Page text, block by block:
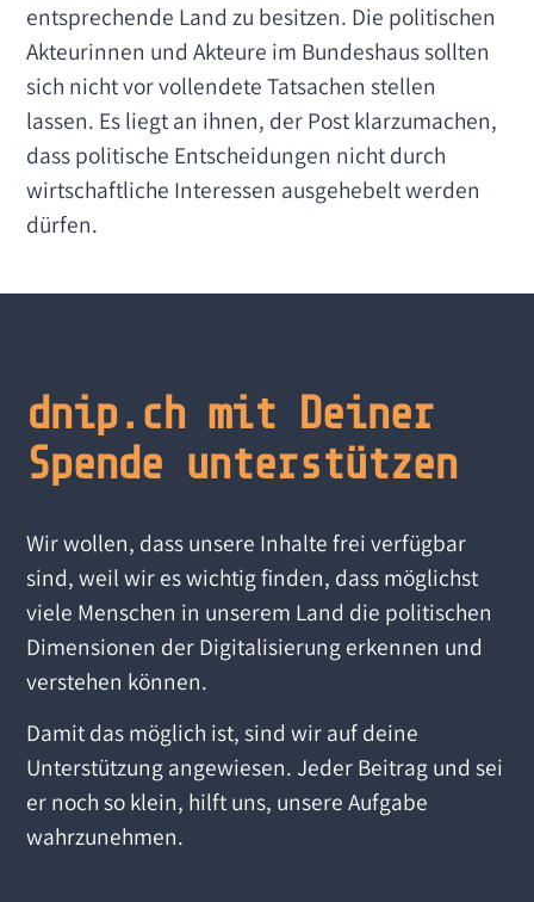
entsprechende Land zu besitzen. Die politischen
Akteurinnen und Akteure im Bundeshaus sollten
sich nicht vor vollendete Tatsachen stellen
lassen. Es liegt an ihnen, der Post klarzumachen,
dass politische Entscheidungen nicht durch
wirtschaftliche Interessen ausgehebelt werden
dürfen.
dnip.ch mit Deiner
Spende unterstützen
Wir wollen, dass unsere Inhalte frei verfügbar
sind, weil wir es wichtig finden, dass möglichst
viele Menschen in unserem Land die politischen
Dimensionen der Digitalisierung erkennen und
verstehen können.
Damit das möglich ist, sind wir auf deine
Unterstützung angewiesen. Jeder Beitrag und sei
er noch so klein, hilft uns, unsere Aufgabe
wahrzunehmen.